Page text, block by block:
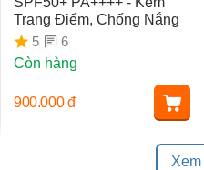
Trang Điểm, Chống Nắng
5
6
Còn hàng
900.000 đ